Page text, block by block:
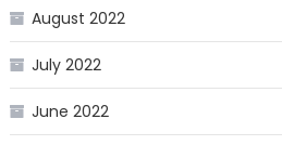
August 2022
July 2022
June 2022